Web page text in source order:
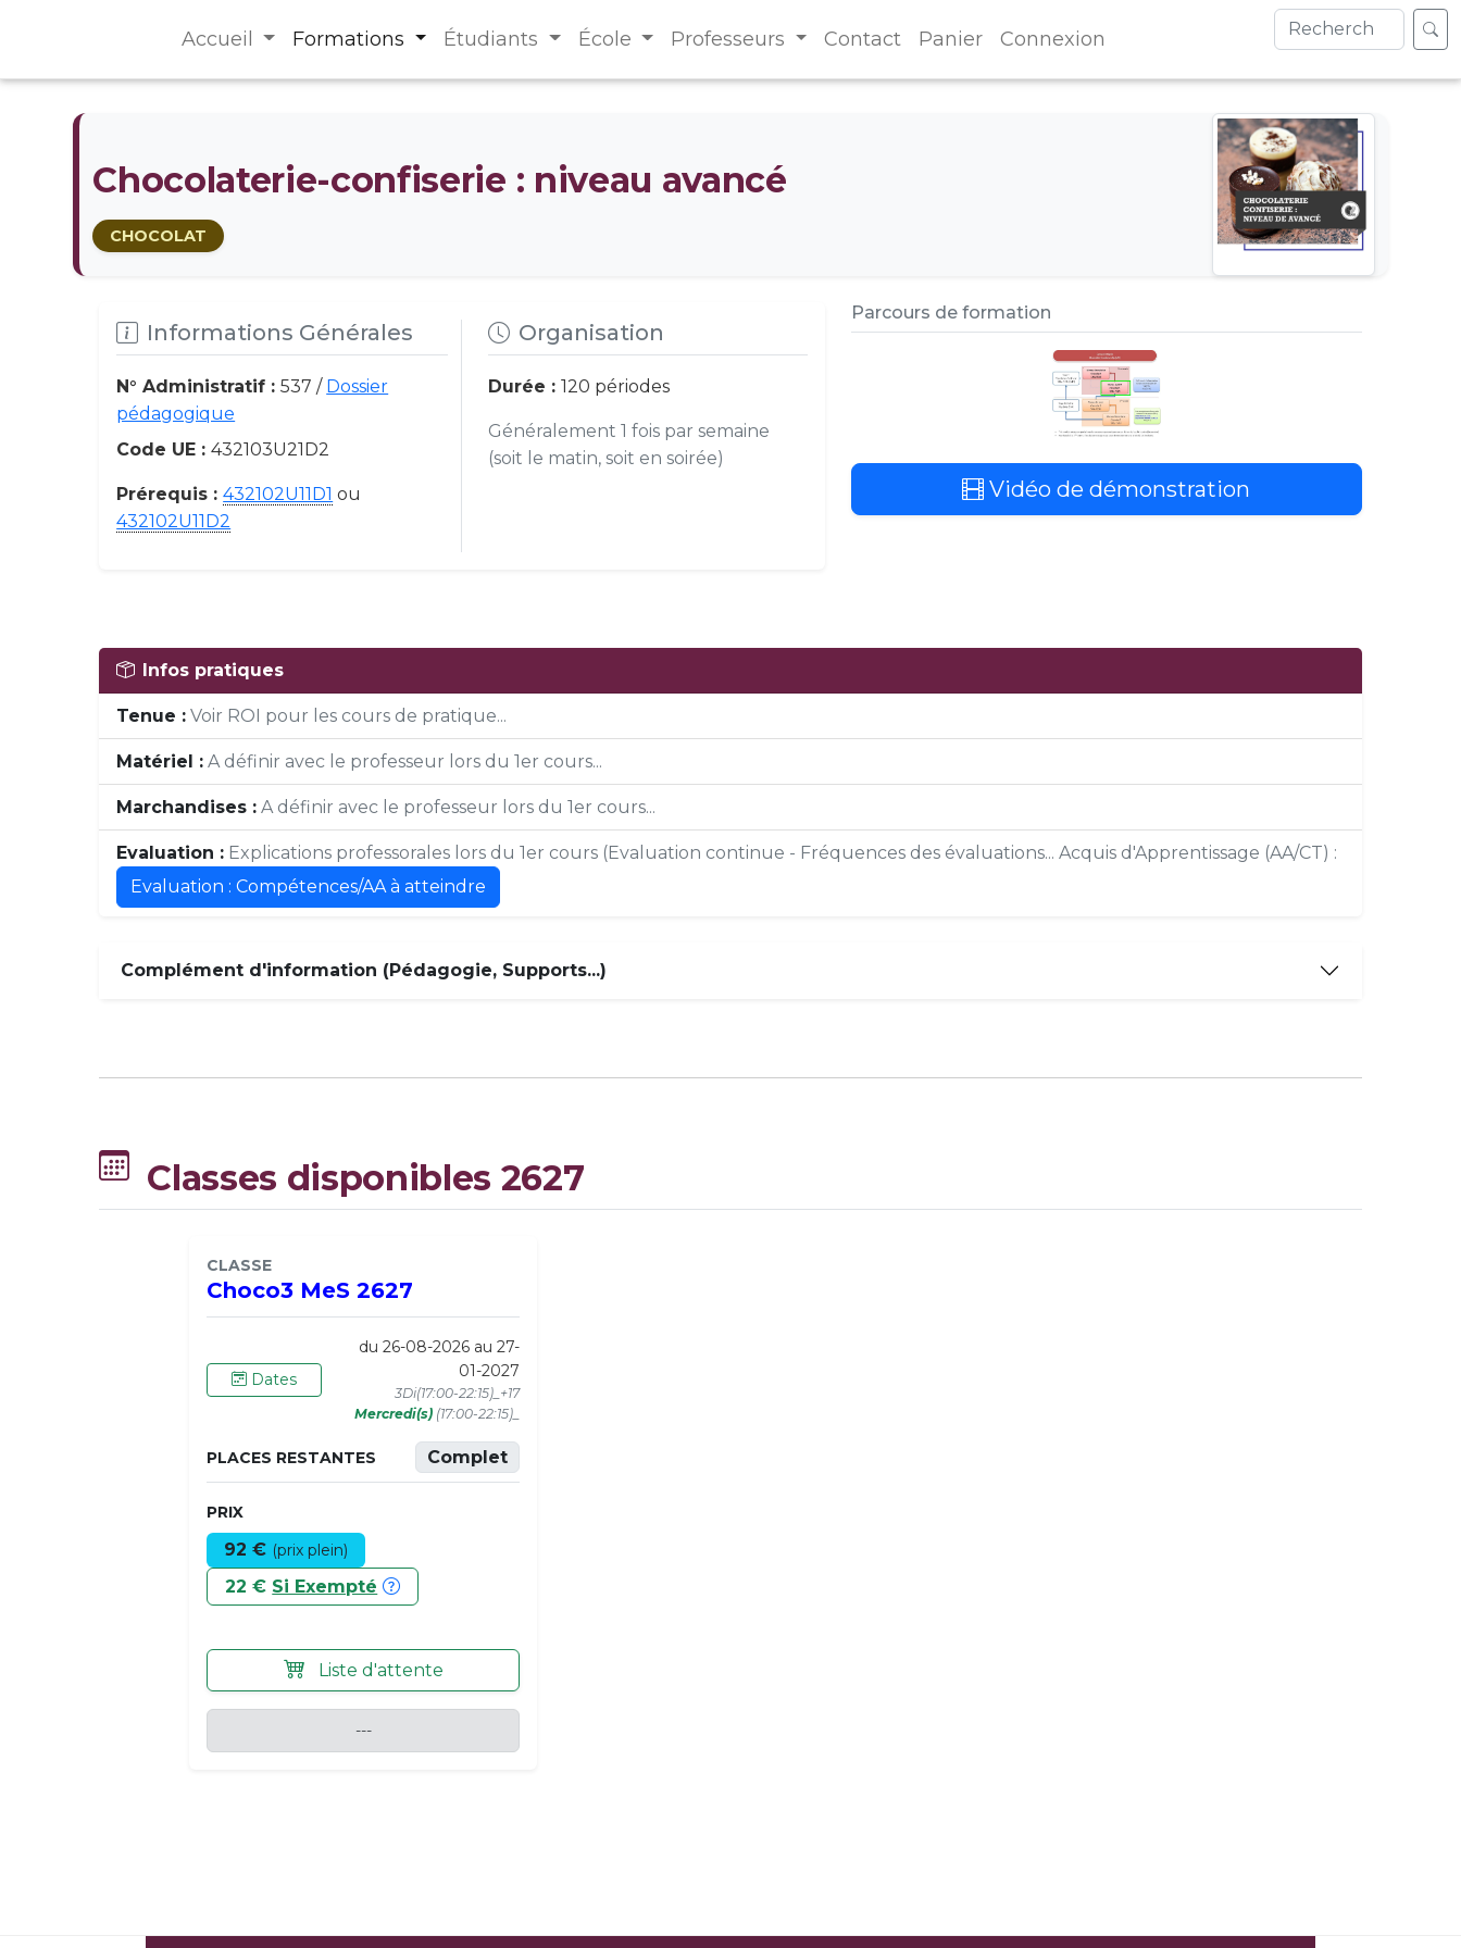
Accueil Formations Étudiants École Professeurs Contact Panier Connexion
Chocolaterie-confiserie : niveau avancé
CHOCOLAT
Informations Générales
N° Administratif :537 / Dossier
pédagogique
Code UE :432103U21D2
Prérequis :432102U11D1 ou
432102U11D2
Organisation
Durée : 120 périodes
Généralement 1 fois par semaine
(soit le matin, soit en soirée)
Parcours de formation
Vidéo de démonstration
Infos pratiques
Tenue : Voir ROI pour les cours de pratique...
Matériel : A définir avec le professeur lors du 1er cours...
Marchandises : A définir avec le professeur lors du 1er cours...
Evaluation : Explications professorales lors du 1er cours (Evaluation continue - Fréquences des évaluations... Acquis d'Apprentissage (AA/CT) :
Evaluation : Compétences/AA à atteindre
Complément d'information (Pédagogie, Supports...)
Classes disponibles 2627
CLASSE
Choco3 MeS 2627
Dates
du 26-08-2026 au 27-
01-2027
3Di(17:00-22:15)_+17
Mercredi(s) (17:00-22:15)_
PLACES RESTANTES Complet
PRIX
92 € (prix plein)
22 € Si Exempté
Liste d'attente
---